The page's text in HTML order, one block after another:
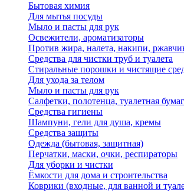
Бытовая химия
Для мытья посуды
Мыло и пасты для рук
Освежители, ароматизаторы
Против жира, налета, накипи,
Средства для чистки труб и туалета
Стиральные порошки и чистящие
Для ухода за телом
Мыло и пасты для рук
Салфетки, полотенца, туалетная
Средства гигиены
Шампуни, гели для душа, кремы
Средства защиты
Одежда (бытовая, защитная)
Перчатки, маски, очки, респираторы
Для уборки и чистки
Ёмкости для дома и строительства
Коврики (входные, для ванной и